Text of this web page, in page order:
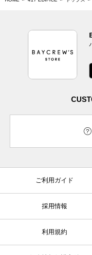
ご利用ガイド
採用情報
利用規約